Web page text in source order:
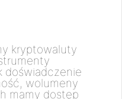
kryptowaluty
doświadczenie
wolumeny
mamy dostęp